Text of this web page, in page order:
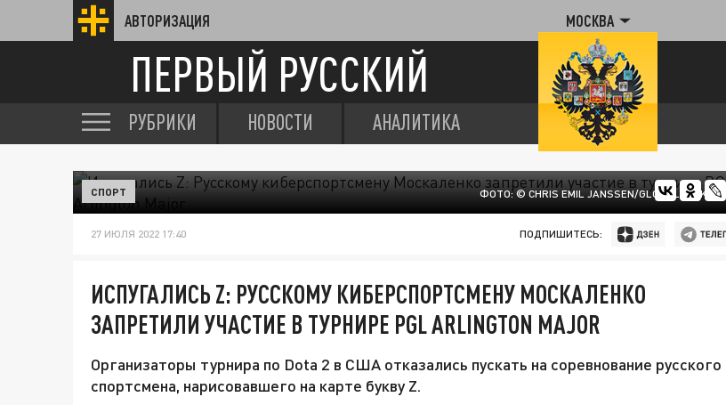
АВТОРИЗАЦИЯ МОСКВА
ПЕРВЫЙ РУССКИЙ
РУБРИКИ НОВОСТИ АНАЛИТИКА
ФОТО: © CHRIS EMIL JANSSEN/
СПОРТ
27 ИЮЛЯ 2022 17:40 ПОДПИШИТЕСЬ:
ИСПУГАЛИСЬ Z: РУССКОМУ КИБЕРСПОРТСМЕНУ МОСКАЛЕНКО
ЗАПРЕТИЛИ УЧАСТИЕ В ТУРНИРЕ PGL ARLINGTON MAJOR
Организаторы турнира по Dota 2 в США отказались пускать на соревнование русского
спортсмена, нарисовавшего на карте букву Z.